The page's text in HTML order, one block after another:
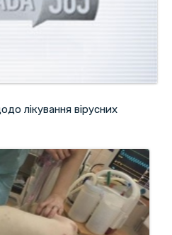
лікування вірусних